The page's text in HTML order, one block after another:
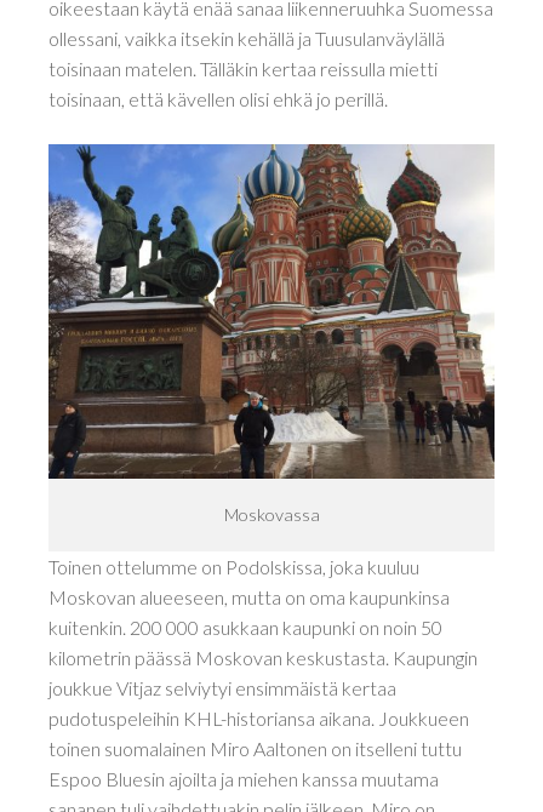
oikeestaan käytä enää sanaa liikenneruuhka Suomessa
ollessani, vaikka itsekin kehällä ja Tuusulanväylällä
toisinaan matelen. Tälläkin kertaa reissulla mietti
toisinaan, että kävellen olisi ehkä jo perillä.
Moskovassa
Toinen ottelumme on Podolskissa, joka kuuluu
Moskovan alueeseen, mutta on oma kaupunkinsa
kuitenkin. 200 000 asukkaan kaupunki on noin 50
kilometrin päässä Moskovan keskustasta. Kaupungin
joukkue Vitjaz selviytyi ensimmäistä kertaa
pudotuspeleihin KHL-historiansa aikana. Joukkueen
toinen suomalainen Miro Aaltonen on itselleni tuttu
Espoo Bluesin ajoilta ja miehen kanssa muutama